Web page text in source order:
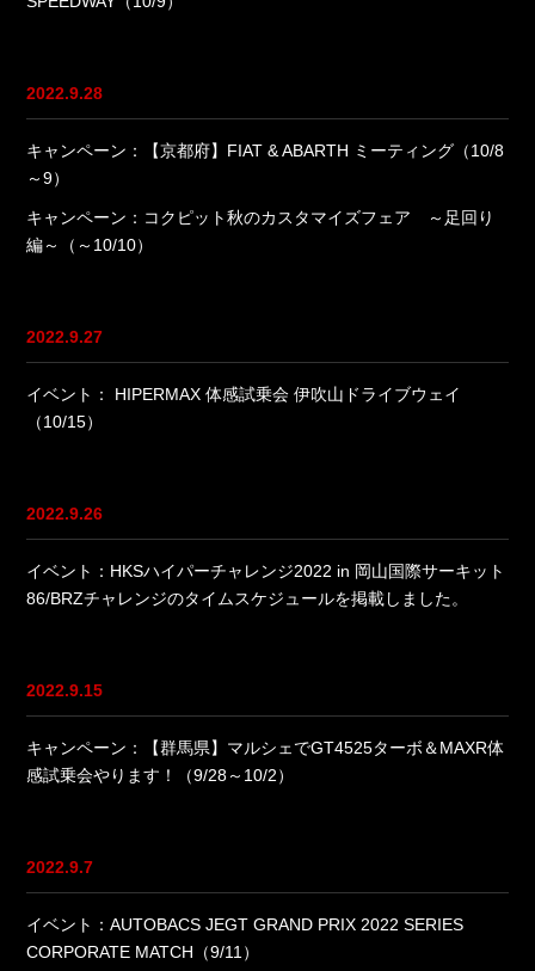
2022.9.28
キャンペーン：【京都府】FIAT & ABARTH ミーティング（10/8
～9）
キャンペーン：コクピット秋のカスタマイズフェア ～足回り
編～（～10/10）
2022.9.27
イベント： HIPERMAX 体感試乗会 伊吹山ドライブウェイ
（10/15）
2022.9.26
イベント：HKSハイパーチャレンジ2022 in 岡山国際サーキット
86/BRZチャレンジのタイムスケジュールを掲載しました。
2022.9.15
キャンペーン：【群馬県】マルシェでGT4525ターボ＆MAXR体
感試乗会やります！（9/28～10/2）
2022.9.7
イベント：AUTOBACS JEGT GRAND PRIX 2022 SERIES
CORPORATE MATCH（9/11）